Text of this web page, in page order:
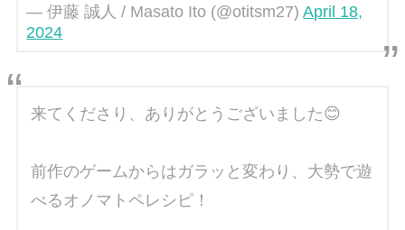
— 伊藤 誠人 / Masato Ito (@otitsm27)April 18,
2024
来てくださり、ありがとうございました😊
前作のゲームからはガラッと変わり、大勢で遊
べるオノマトペレシピ！